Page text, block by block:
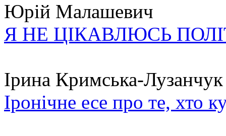
Юрій Малашевич
Я НЕ ЦІКАВЛЮСЬ
Ірина Кримська-Лузанчук
Іронічне есе про те, хто